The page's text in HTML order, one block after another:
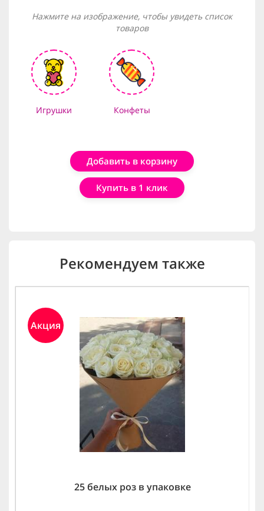
Нажмите на изображение, чтобы увидеть список
товаров
Игрушки Конфеты
Добавить в корзину
Купить в 1 клик
Рекомендуем также
Акция
25 белых роз в упаковке